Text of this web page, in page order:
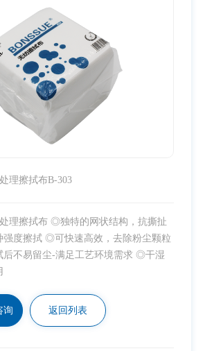
理擦拭布B-303
处理擦拭布 ◎独特的网状结构，抗撕扯
强度擦拭 ◎可快速高效，去除粉尘颗粒
不易留尘-满足工艺环境需求 ◎干湿
询 返回列表